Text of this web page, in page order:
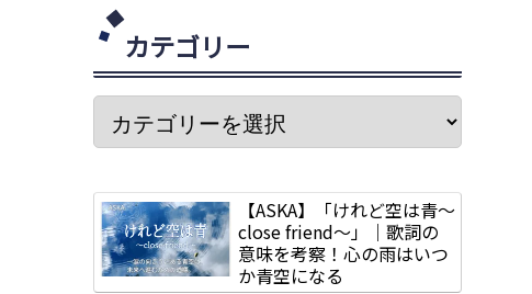
カテゴリー
【ASKA】「けれど空は青～
close friend～」｜歌詞の
意味を考察！心の雨はいつ
か青空になる